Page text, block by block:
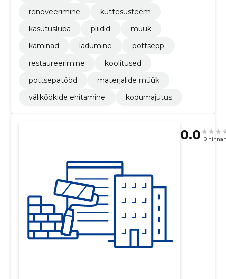
renoveerimine
küttesüsteem
kasutusluba
pliidid
müük
kaminad
ladumine
pottsepp
restaureerimine
koolitused
pottsepatööd
materjalide müük
väliköökide ehitamine
kodumajutus
0.0 0